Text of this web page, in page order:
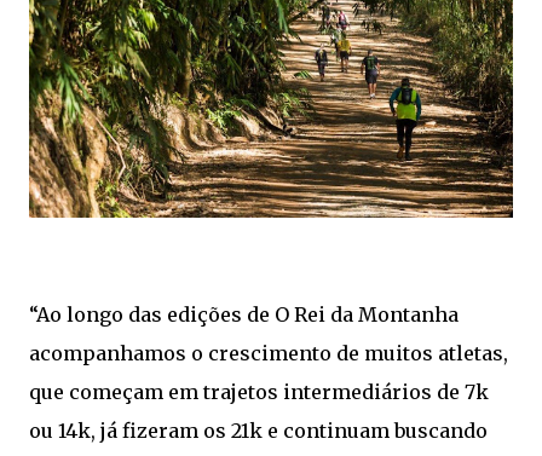
“Ao longo das edições de O Rei da Montanha
acompanhamos o crescimento de muitos atletas,
que começam em trajetos intermediários de 7k
ou 14k, já fizeram os 21k e continuam buscando